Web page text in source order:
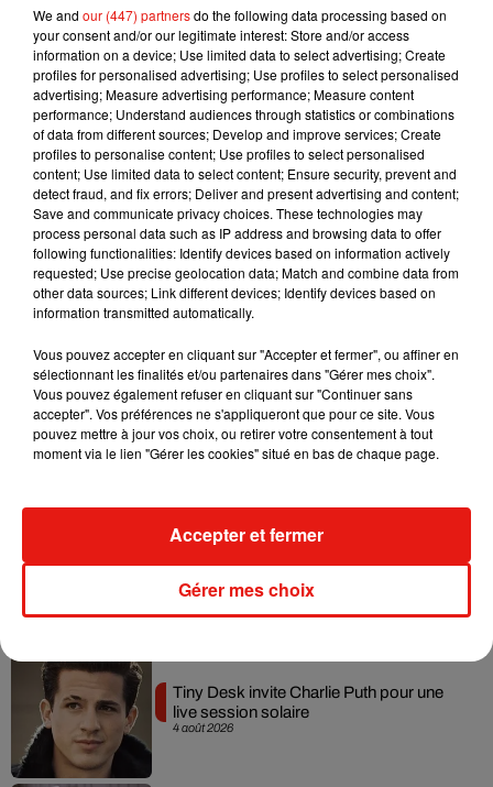
Julien Lieb bientôt dans la nouvelle
saison de DALS
Julien Lieb va devoir mettre entre parenthèses, pendant
quelques semaines, sa carrière musicale pourfouler le
parquet de la nouvelle saison deDanse avec les stars, qui
débutera le vendredi 23 janvier.
C’est aux côtés de la danseuse professionnelle Elsa Blois
l’objectif d’aller le plus loin possible dans la compétition.
Musique
5 août 2026
Benny Blanco invite Selena Gomez et
Becky G sur son nouveau single
4 août 2026
Tiny Desk invite Charlie Puth pour une
live session solaire
We and our (447) partnersdo the following data processing based on
your consent and/or our legitimate interest: Store and/or access
information on a device; Use limited data to select advertising; Create
profiles for personalised advertising; Use profiles to select personalised
advertising; Measure advertising performance; Measure content
performance; Understand audiences through statistics or combinations
of data from different sources; Develop and improve services; Create
profiles to personalise content; Use profiles to select personalised
content; Use limited data to select content; Ensure security, prevent and
detect fraud, and fix errors; Deliver and present advertising and content;
Save and communicate privacy choices. These technologies may
process personal data such as IP address and browsing data to offer
following functionalities: Identify devices based on information actively
requested; Use precise geolocation data; Match and combine data from
other data sources; Link different devices; Identify devices based on
information transmitted automatically.
Vous pouvez accepter en cliquant sur "Accepter et fermer", ou affiner en
sélectionnant les finalités et/ou partenaires dans "Gérer mes choix".
Vous pouvez également refuser en cliquant sur "Continuer sans
accepter". Vos préférences ne s'appliqueront que pour ce site. Vous
pouvez mettre à jour vos choix, ou retirer votre consentement à tout
moment via le lien "Gérer les cookies" situé en bas de chaque page.
Gérer mes choix
Accepter et fermer